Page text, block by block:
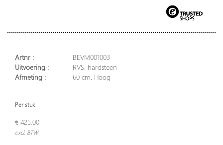
Artnr :
BEVM001003
Uitvoering :
RVS, hardsteen
Afmeting :
60 cm. Hoog
Per stuk
€ 425,00
excl. BTW